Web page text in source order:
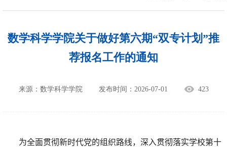
数学科学学院关于做好第六期“双专计划”推
荐报名工作的通知
来源：数学科学学院 发布时间：2026-07-01 423
为全面贯彻新时代党的组织路线，深入贯彻落实学校第十